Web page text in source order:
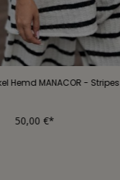
Hemd MANACOR -
50,00 €*